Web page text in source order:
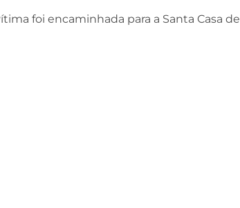
foi encaminhada para a Santa Casa de